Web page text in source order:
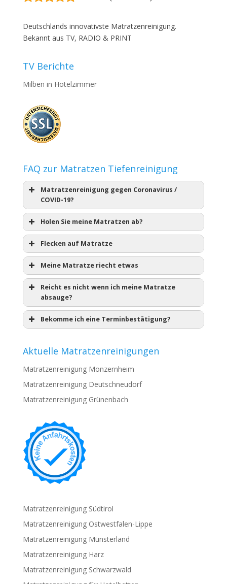
Deutschlands innovativste Matratzenreinigung.
Bekannt aus TV, RADIO & PRINT
TV Berichte
Milben in Hotelzimmer
FAQ zur Matratzen Tiefenreinigung
Matratzenreinigung gegen Coronavirus /
COVID-19?
Holen Sie meine Matratzen ab?
Flecken auf Matratze
Meine Matratze riecht etwas
Reicht es nicht wenn ich meine Matratze
absauge?
Bekomme ich eine Terminbestätigung?
Aktuelle Matratzenreinigungen
Matratzenreinigung Monzernheim
Matratzenreinigung Deutschneudorf
Matratzenreinigung Grünenbach
Matratzenreinigung Südtirol
Matratzenreinigung Ostwestfalen-Lippe
Matratzenreinigung Münsterland
Matratzenreinigung Harz
Matratzenreinigung Schwarzwald